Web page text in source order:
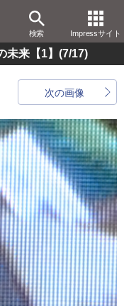
検索 Impressサイト
来【1】 (7/17)
次の画像